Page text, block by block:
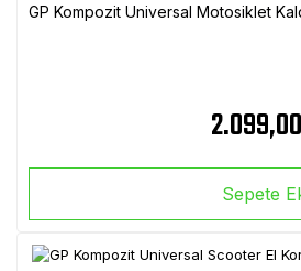
GP Kompozit Universal Motosiklet
Sepete